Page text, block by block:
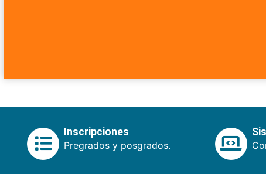
Inscripciones
Pregrados y posgrados.